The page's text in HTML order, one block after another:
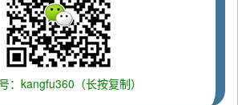
：kangfu360（长按复制）